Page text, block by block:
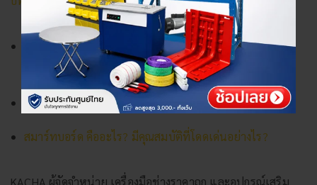
ผนังพรีแคส (Precast) คืออะไร? ข้อดี-ข้อเสีย การนำไปใช้
งานที่ควรรู้
เรื่องน่ารู้ ผนังปูนเปลือย ผนังลอฟท์ เป็นแบบไหนกัน?
สมาร์ทบอร์ด คืออะไร? มีคุณสมบัติที่โดดเด่นอย่างไร?
KACHA ผู้จัดจำหน่าย เครื่องมือช่างราคาถูก และอุปกรณ์เสริม